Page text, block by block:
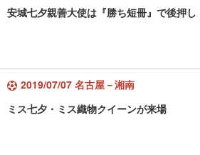
安城七夕親善大使は『勝ち短冊』で後押し
2019/07/07 名古屋－湘南
ミス七夕・ミス織物クイーンが来場